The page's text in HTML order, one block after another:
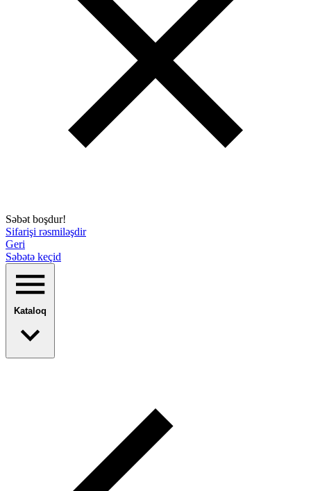
Səbət boşdur!
Sifarişi rəsmiləşdir
Geri
Səbətə keçid
Kataloq